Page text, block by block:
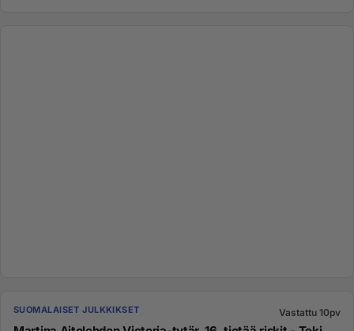
SUOMALAISET JULKKIKSET Vastattu 10pv